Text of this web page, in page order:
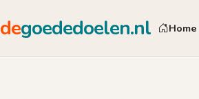
degoededoelen.nl Home